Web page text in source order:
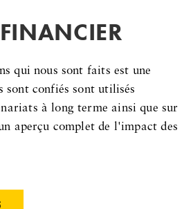
qui nous sont faits est une
sont confiés sont utilisés
à long terme ainsi que sur
aperçu complet de l'impact des